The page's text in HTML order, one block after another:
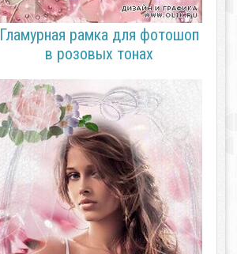
Гламурная рамка для фотошоп
в розовых тонах